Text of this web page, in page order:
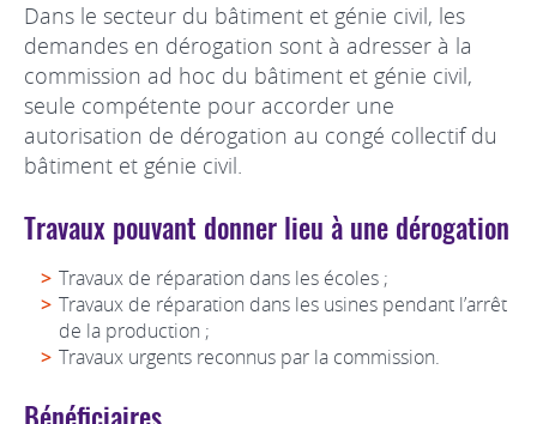
Dans le secteur du bâtiment et génie civil, les
demandes en dérogation sont à adresser à la
commission ad hoc du bâtiment et génie civil,
seule compétente pour accorder une
autorisation de dérogation au congé collectif du
bâtiment et génie civil.
Travaux pouvant donner lieu à une dérogation
Travaux de réparation dans les écoles ;
Travaux de réparation dans les usines pendant l’arrêt
de la production ;
Travaux urgents reconnus par la commission.